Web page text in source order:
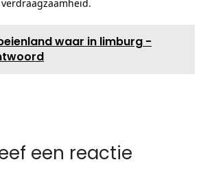
waar in limburg -
een reactie